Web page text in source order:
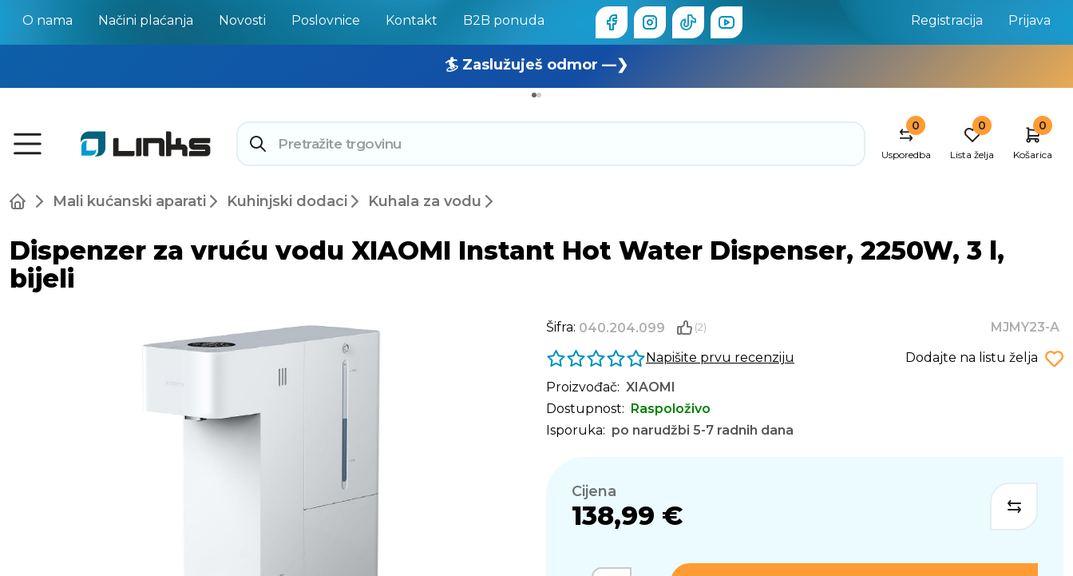
O nama Načini plaćanja Novosti Poslovnice Kontakt B2B ponuda Registracija Prijava
🏄 Zaslužuješ odmor —❯
🔥 OUTLET: TOTALNA RASPRODAJA —❯
0
Usporedba
0
Lista želja
0
Košarica
Mali kućanski aparati Kuhinjski dodaci Kuhala za vodu
Dispenzer za vruću vodu XIAOMI Instant Hot Water Dispenser, 2250W, 3 l,
bijeli
Šifra: 040.204.099 (2)
MJMY23-A
Napišite prvu recenziju
Dodajte na listu želja
Proizvođač: XIAOMI
Dostupnost: Raspoloživo
Isporuka: po narudžbi 5-7 radnih dana
Cijena
138,99 €